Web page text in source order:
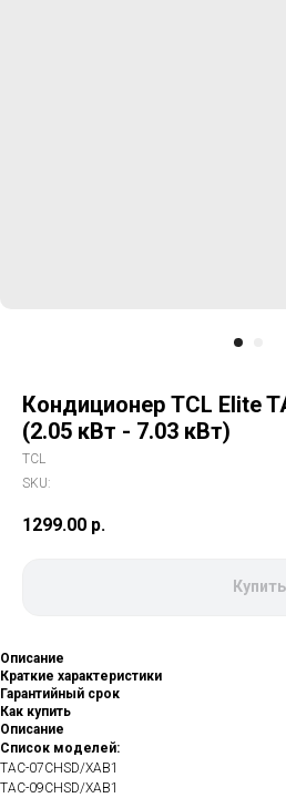
Кондиционер TCL Elite
(2.05 кВт - 7.03 кВт)
TCL
SKU:
1299.00 р.
Купить
Описание
Краткие характеристики
Гарантийный срок
Как купить
Описание
Список моделей:
TAC-07CHSD/XAB1
TAC-09CHSD/XAB1